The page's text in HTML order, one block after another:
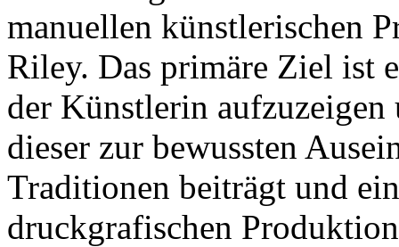
manuellen künstlerischen
Riley. Das primäre Ziel ist
der Künstlerin
dieser zur bewussten
Traditionen beiträgt und
druckgrafischen